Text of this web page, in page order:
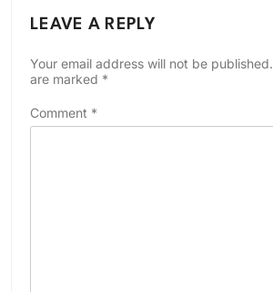
LEAVE A REPLY
Your email address will not be published.
are marked *
Comment *